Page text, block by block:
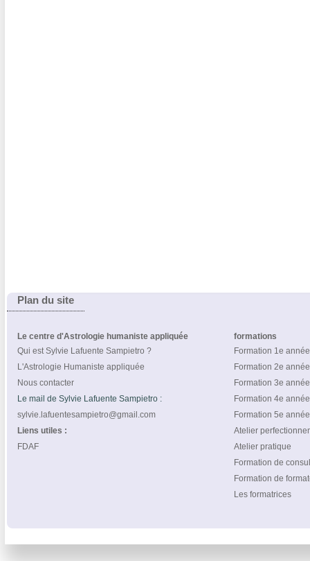
Plan du site
Le centre d'Astrologie humaniste appliquée
formations
Qui est Sylvie Lafuente Sampietro ?
Formation 1e année
L'Astrologie Humaniste appliquée
Formation 2e année
Nous contacter
Formation 3e année
Le mail de Sylvie Lafuente Sampietro :
Formation 4e année
sylvie.lafuentesampietro@gmail.com
Formation 5e année
Liens utiles :
Atelier
FDAF
Atelier pratique
Formation de
Formation de
Les formatrices